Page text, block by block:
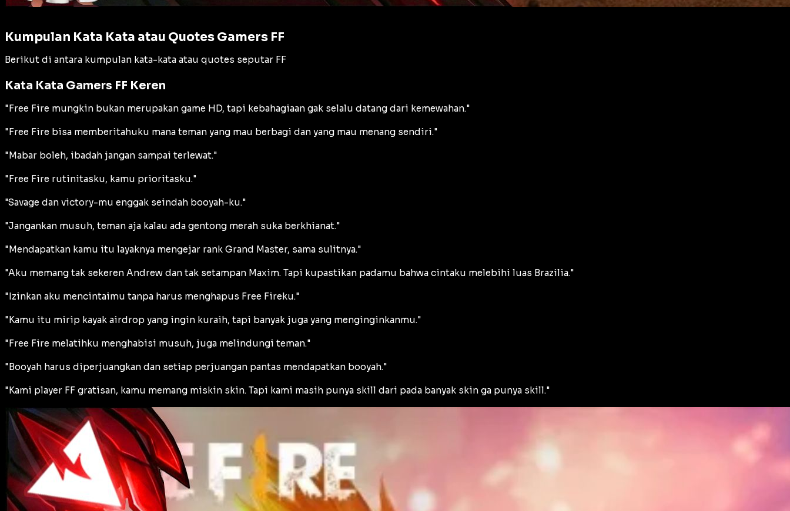
Kumpulan Kata Kata atau Quotes Gamers FF
Berikut di antara kumpulan kata-kata atau quotes seputar FF
Kata Kata Gamers FF Keren
"Free Fire mungkin bukan merupakan game HD, tapi kebahagiaan gak selalu datang dari kemewahan."
"Free Fire bisa memberitahuku mana teman yang mau berbagi dan yang mau menang sendiri."
"Mabar boleh, ibadah jangan sampai terlewat."
"Free Fire rutinitasku, kamu prioritasku."
"Savage dan victory-mu enggak seindah booyah-ku."
"Jangankan musuh, teman aja kalau ada gentong merah suka berkhianat."
"Mendapatkan kamu itu layaknya mengejar rank Grand Master, sama sulitnya."
"Aku memang tak sekeren Andrew dan tak setampan Maxim. Tapi kupastikan padamu bahwa cintaku melebihi luas Brazilia."
"Izinkan aku mencintaimu tanpa harus menghapus Free Fireku."
"Kamu itu mirip kayak airdrop yang ingin kuraih, tapi banyak juga yang menginginkanmu."
"Free Fire melatihku menghabisi musuh, juga melindungi teman."
"Booyah harus diperjuangkan dan setiap perjuangan pantas mendapatkan booyah."
"Kami player FF gratisan, kamu memang miskin skin. Tapi kami masih punya skill dari pada banyak skin ga punya skill."